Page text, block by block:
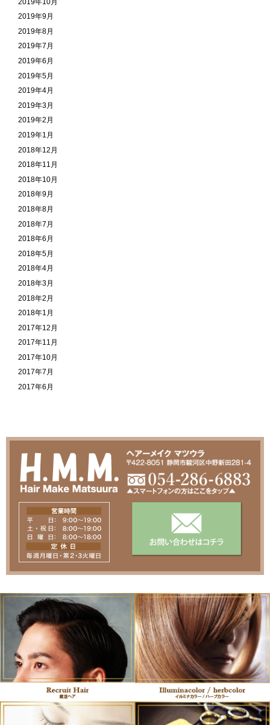
2019年9月
2019年8月
2019年7月
2019年6月
2019年5月
2019年4月
2019年3月
2019年2月
2019年1月
2018年12月
2018年11月
2018年10月
2018年9月
2018年8月
2018年7月
2018年6月
2018年5月
2018年4月
2018年3月
2018年2月
2018年1月
2017年12月
2017年11月
2017年10月
2017年7月
2017年6月